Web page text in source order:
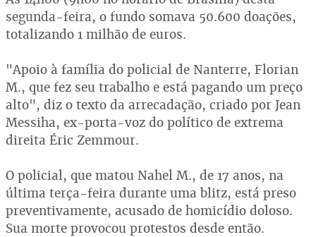
segunda-feira, o fundo somava 50.600 doações,
totalizando 1 milhão de euros.
"Apoio à família do policial de Nanterre, Florian
M., que fez seu trabalho e está pagando um preço
alto", diz o texto da arrecadação, criado por Jean
Messiha, ex-porta-voz do político de extrema
direita Éric Zemmour.
O policial, que matou Nahel M., de 17 anos, na
última terça-feira durante uma blitz, está preso
preventivamente, acusado de homicídio doloso.
Sua morte provocou protestos desde então.